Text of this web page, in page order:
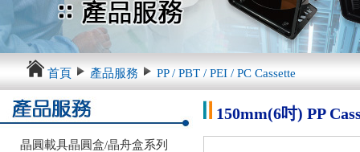
首頁 產品服務 PP / PBT / PEI / PC Cassette
晶圓載具晶圓盒/晶舟盒系列
150mm(6吋) PP